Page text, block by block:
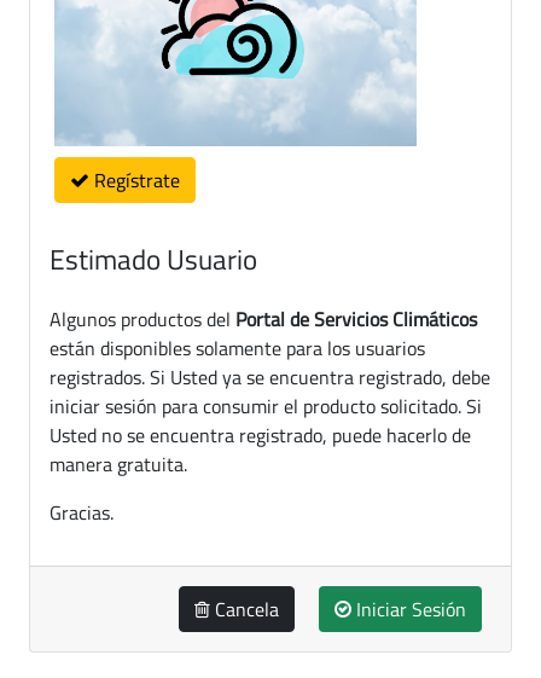
Regístrate
Estimado Usuario
Algunos productos del Portal de Servicios Climáticos
están disponibles solamente para los usuarios
registrados. Si Usted ya se encuentra registrado, debe
iniciar sesión para consumir el producto solicitado. Si
Usted no se encuentra registrado, puede hacerlo de
manera gratuita.
Gracias.
Cancela Iniciar Sesión